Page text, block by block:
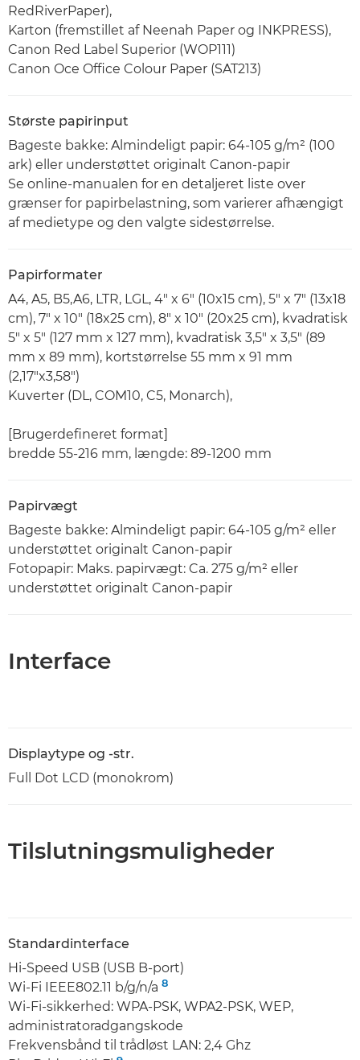
RedRiverPaper),
Karton (fremstillet af Neenah Paper og INKPRESS),
Canon Red Label Superior (WOP111)
Canon Oce Office Colour Paper (SAT213)
Største papirinput
Bageste bakke: Almindeligt papir: 64-105 g/m² (100
ark) eller understøttet originalt Canon-papir
Se online-manualen for en detaljeret liste over
grænser for papirbelastning, som varierer afhængigt
af medietype og den valgte sidestørrelse.
Papirformater
A4, A5, B5,A6, LTR, LGL, 4" x 6" (10x15 cm), 5" x 7" (13x18
cm), 7" x 10" (18x25 cm), 8" x 10" (20x25 cm), kvadratisk
5" x 5" (127 mm x 127 mm), kvadratisk 3,5" x 3,5" (89
mm x 89 mm), kortstørrelse 55 mm x 91 mm
(2,17"x3,58")
Kuverter (DL, COM10, C5, Monarch),
[Brugerdefineret format]
bredde 55-216 mm, længde: 89-1200 mm
Papirvægt
Bageste bakke: Almindeligt papir: 64-105 g/m² eller
understøttet originalt Canon-papir
Fotopapir: Maks. papirvægt: Ca. 275 g/m² eller
understøttet originalt Canon-papir
Interface
Displaytype og -str.
Full Dot LCD (monokrom)
Tilslutningsmuligheder
Standardinterface
Hi-Speed USB (USB B-port)
Wi-Fi IEEE802.11 b/g/n/a 8
Wi-Fi-sikkerhed: WPA-PSK, WPA2-PSK, WEP,
administratoradgangskode
Frekvensbånd til trådløst LAN: 2,4 Ghz